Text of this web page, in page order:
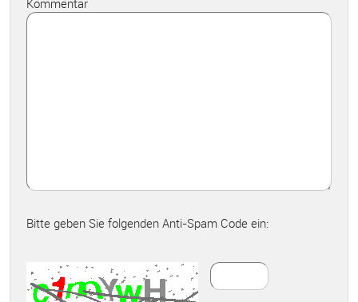
Kommentar
Bitte geben Sie folgenden Anti-Spam Code ein: